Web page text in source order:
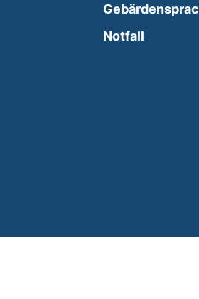
opens in a new window)
Notfall